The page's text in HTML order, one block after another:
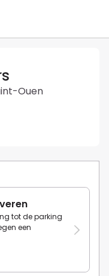
Ouen
tot de parking
een